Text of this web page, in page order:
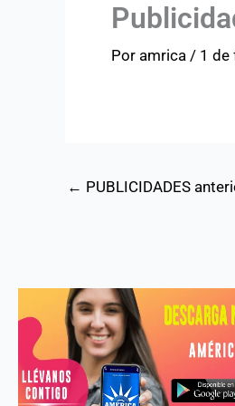
Por amrica / 1 de
← PUBLICIDADES